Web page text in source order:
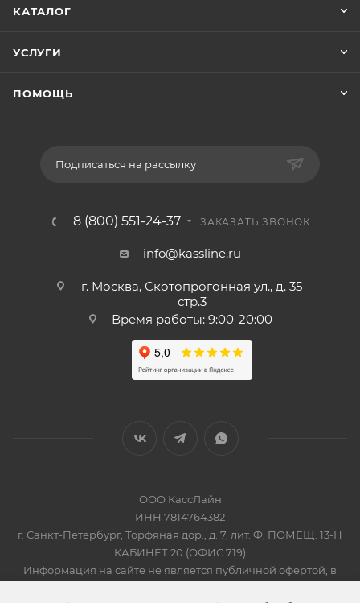
КАТАЛОГ
УСЛУГИ
ПОМОЩЬ
Подписаться на рассылку
8 (800) 551-24-37 ЗАКАЗАТЬ ЗВОНОК
info@kassline.ru
г. Москва, Скотопрогонная ул., д. 35
стр.3
Время работы: 9:00-20:00
ООО КассЛайн
ИНН 7814764382
г. Санкт-Петербург, Торфяная дор., д. 7, лит. Ф, ПОМЕЩ. 13-Н
КАБИНЕТ 20 (ОФИС 719)
Информация на сайте не является публичной офертой, в